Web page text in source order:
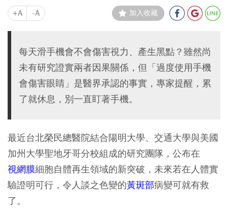
+A -A 加入收藏
每天滑手機會不會傷害視力、產生黑點？雖然尚
未有研究證實兩者因果關係，但「過度使用手機
會傷害眼睛」是醫界承認的事實，專家提醒，累
了就休息，別一直盯著手機。
最近台北榮民總醫院結合陽明大學、交通大學與美國
加州大學聖地牙哥分校組成的研究團隊，公布在
視網膜細胞自體再生領域的新突破，未來若在人體實
驗證明可行，令人談之色變的黃斑部病變可就有救
了。